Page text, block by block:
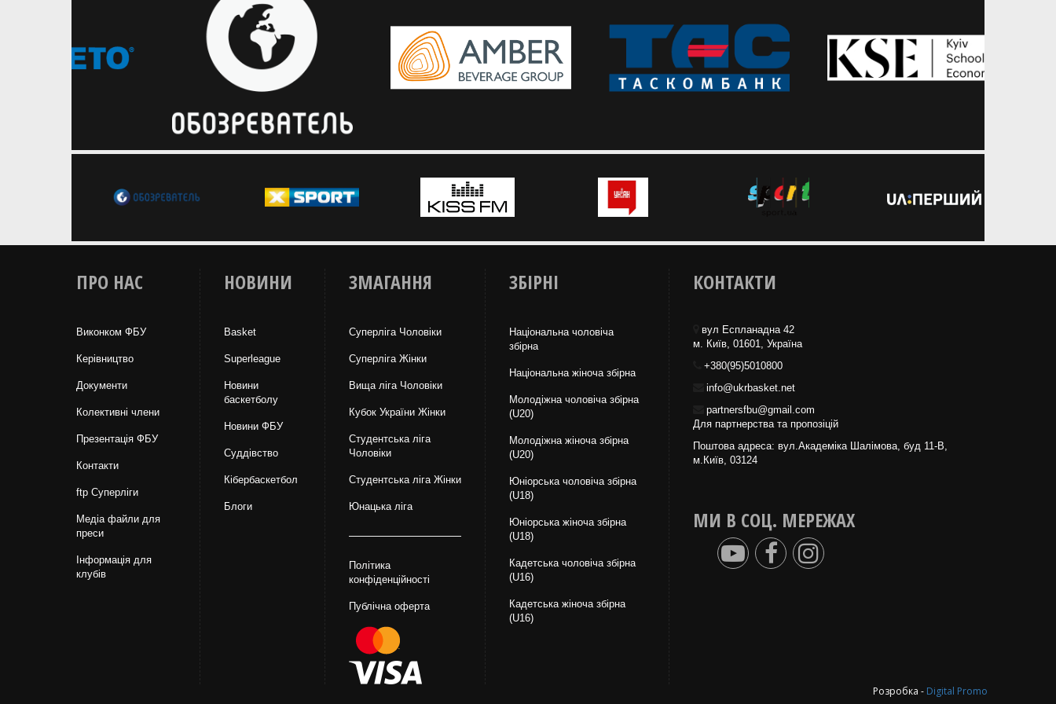
ПРО НАС
Виконком ФБУ
Керівництво
Документи
Колективні члени
Презентація ФБУ
Контакти
ftp Суперліги
Медіа файли для
преси
Інформація для
клубів
НОВИНИ
Basket
Superleague
Новини
баскетболу
Новини ФБУ
Суддівство
Кібербаскетбол
Блоги
ЗМАГАННЯ
Суперліга Чоловіки
Суперліга Жінки
Вища лiга Чоловіки
Кубок України Жінки
Студентська ліга
Чоловiки
Студентська ліга Жінки
Юнацька ліга
Політика
конфіденційності
Публічна оферта
ЗБІРНІ
Національна чоловіча
збірна
Національна жiноча збірна
Молодіжна чоловіча збірна
(U20)
Молодіжна жіноча збірна
(U20)
Юніорська чоловіча збірна
(U18)
Юніорська жіноча збірна
(U18)
Кадетська чоловіча збірна
(U16)
Кадетська жіноча збірна
(U16)
КОНТАКТИ
вул Еспланадна 42
м. Київ, 01601, Україна
+380(95)5010800
info@ukrbasket.net
partnersfbu@gmail.com
Для партнерства та пропозіцій
Поштова адреса: вул.Академіка Шалімова, буд 11-В,
м.Київ, 03124
МИ В СОЦ. МЕРЕЖАХ
Розробка - Digital Promo